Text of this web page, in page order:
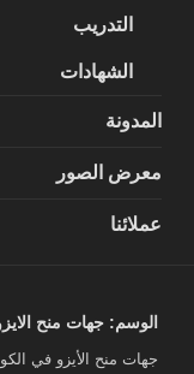
التدريب
الشهادات
المدونة
معرض الصور
عملائنا
الوسم: جهات منح